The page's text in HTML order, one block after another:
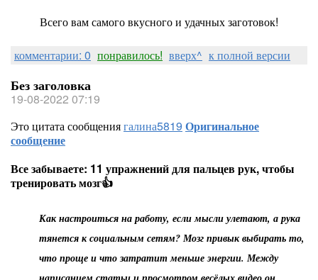
Всего вам самого вкусного и удачных заготовок!
комментарии: 0 понравилось! вверх^ к полной версии
Без заголовка
19-08-2022 07:19
Это цитата сообщениягалина5819 Оригинальное
сообщение
Все забываете: 11 упражнений для пальцев рук, чтобы
тренировать мозг👍
Как настроиться на работу, если мысли улетают, а рука
тянется к социальным сетям? Мозг привык выбирать то,
что проще и что затратит меньше энергии. Между